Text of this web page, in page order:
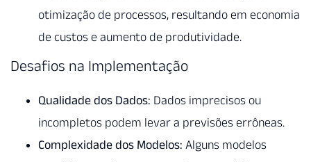
otimização de processos, resultando em economia
de custos e aumento de produtividade.
Desafios na Implementação
Qualidade dos Dados: Dados imprecisos ou
incompletos podem levar a previsões errôneas.
Complexidade dos Modelos: Alguns modelos